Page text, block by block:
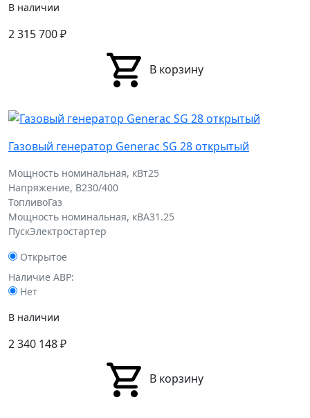
В наличии
2 315 700₽
В корзину
Газовый генератор Generac SG 28 открытый
Мощность номинальная, кВт25
Напряжение, В230/400
ТопливоГаз
Мощность номинальная, кВА31.25
ПускЭлектростартер
Открытое
Наличие АВР:
Нет
В наличии
2 340 148₽
В корзину